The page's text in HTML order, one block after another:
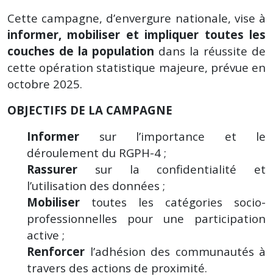
Cette campagne, d’envergure nationale, vise à
informer, mobiliser et impliquer toutes les
couches de la population dans la réussite de
cette opération statistique majeure, prévue en
octobre 2025.
OBJECTIFS DE LA CAMPAGNE
Informer sur l’importance et le
déroulement du RGPH-4 ;
Rassurer sur la confidentialité et
l’utilisation des données ;
Mobiliser toutes les catégories socio-
professionnelles pour une participation
active ;
Renforcer l’adhésion des communautés à
travers des actions de proximité.